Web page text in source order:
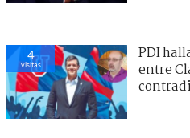
4
visitas
PDI
entre